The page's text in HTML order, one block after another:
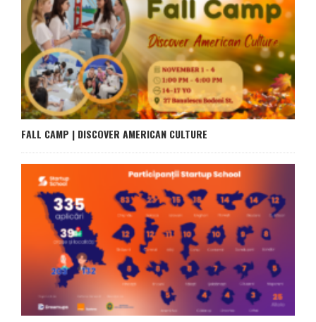
FALL CAMP | DISCOVER AMERICAN CULTURE